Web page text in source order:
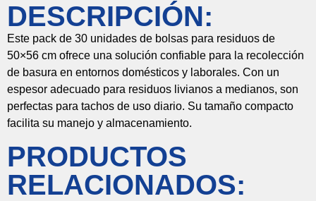
DESCRIPCIÓN:
Este pack de 30 unidades de bolsas para residuos de
50×56 cm ofrece una solución confiable para la recolección
de basura en entornos domésticos y laborales. Con un
espesor adecuado para residuos livianos a medianos, son
perfectas para tachos de uso diario. Su tamaño compacto
facilita su manejo y almacenamiento.
PRODUCTOS
RELACIONADOS: